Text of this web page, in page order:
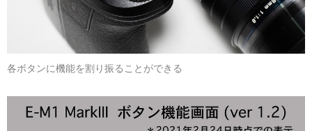
各ボタンに機能を割り振ることができる